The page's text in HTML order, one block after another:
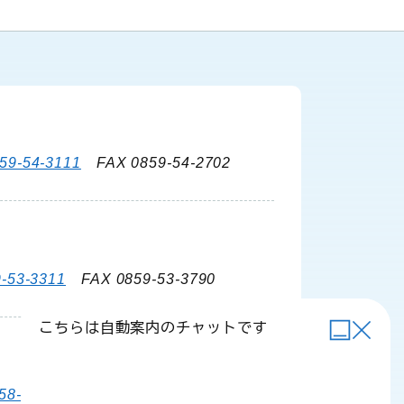
54-3111 FAX 0859-54-2702
53-3311 FAX 0859-53-3790
6111
こちらは自動案内のチャットです